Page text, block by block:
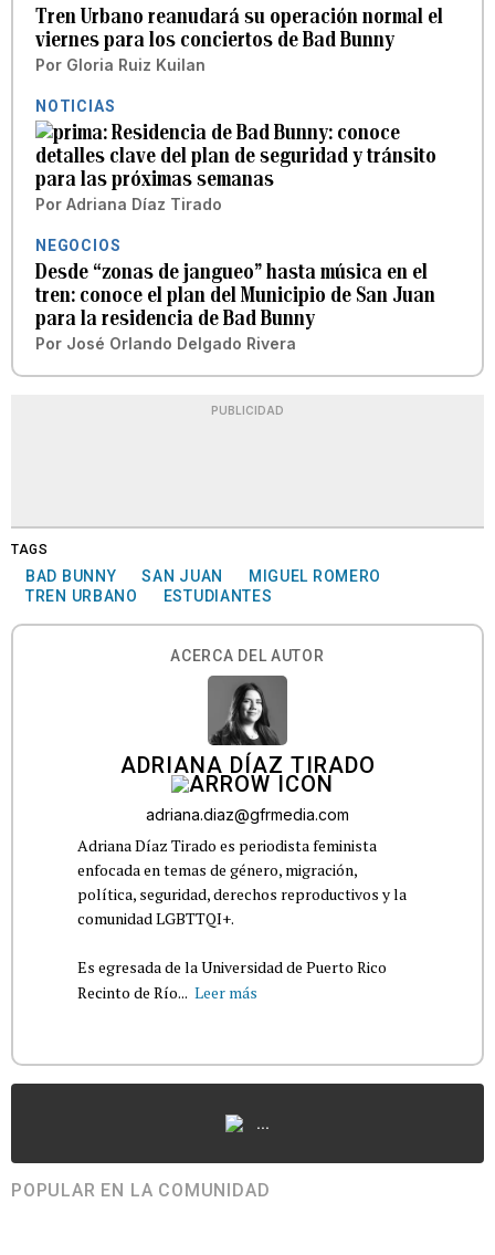
Tren Urbano reanudará su operación normal el
viernes para los conciertos de Bad Bunny
Por Gloria Ruiz Kuilan
NOTICIAS
Residencia de Bad Bunny: conoce
detalles clave del plan de seguridad y tránsito
para las próximas semanas
Por Adriana Díaz Tirado
NEGOCIOS
Desde “zonas de jangueo” hasta música en el
tren: conoce el plan del Municipio de San Juan
para la residencia de Bad Bunny
Por José Orlando Delgado Rivera
PUBLICIDAD
TAGS
BAD BUNNY SAN JUAN
MIGUEL ROMERO
TREN URBANO
ESTUDIANTES
ACERCA DEL AUTOR
ADRIANA DÍAZ TIRADO
adriana.diaz@gfrmedia.com
Adriana Díaz Tirado es periodista feminista
enfocada en temas de género, migración,
política, seguridad, derechos reproductivos y la
comunidad LGBTTQI+.
Es egresada de la Universidad de Puerto Rico
Recinto de Río... Leer más
...
POPULAR EN LA COMUNIDAD